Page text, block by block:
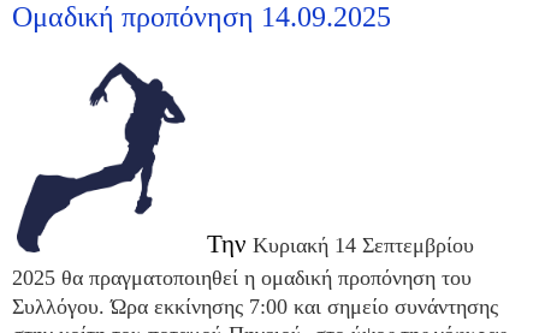
Ομαδική προπόνηση 14.09.2025
Την Κυριακή 14 Σεπτεμβρίου
2025 θα πραγματοποιηθεί η ομαδική προπόνηση του
Συλλόγου.Ώρα εκκίνησης 7:00 και σημείο συνάντησης